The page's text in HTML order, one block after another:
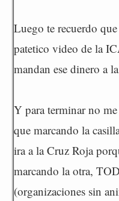
Luego te recuerdo
patetico video de la
mandan ese dinero a
Y para terminar no
que marcando la
ira a la Cruz Roja
marcando la otra,
(organizaciones sin